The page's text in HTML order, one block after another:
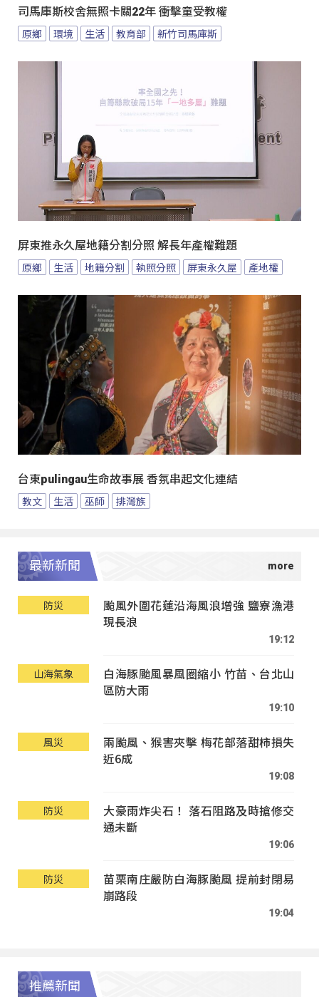
司馬庫斯校舍無照卡關22年 衝擊童受教權
原鄉 環境 生活 教育部 新竹司馬庫斯
屏東推永久屋地籍分割分照 解長年產權難題
原鄉 生活 地籍分割 執照分照 屏東永久屋 產地權
台東pulingau生命故事展 香氛串起文化連結
教文 生活 巫師 排灣族
最新新聞
防災
颱風外圍花蓮沿海風浪增強 鹽寮漁港
現長浪
19:12
山海氣象
白海豚颱風暴風圈縮小 竹苗、台北山
區防大雨
19:10
風災
兩颱風、猴害夾擊 梅花部落甜柿損失
近6成
19:08
防災
大豪雨炸尖石！ 落石阻路及時搶修交
通未斷
19:06
防災
苗栗南庄嚴防白海豚颱風 提前封閉易
崩路段
19:04
推薦新聞